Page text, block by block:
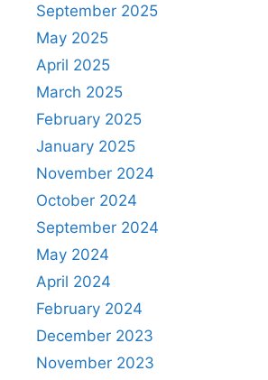
September 2025
May 2025
April 2025
March 2025
February 2025
January 2025
November 2024
October 2024
September 2024
May 2024
April 2024
February 2024
December 2023
November 2023